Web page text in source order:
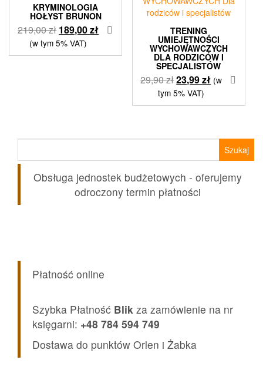
KRYMINOLOGIA
HOŁYST BRUNON
219,00zł Pierwotna
cena
wynosiła:
189,00złAktualna
wynosi:
(w tym 5% VAT)
TRENING
UMIEJĘTNOŚCI
WYCHOWAWCZYCH
DLA RODZICÓW I
SPECJALISTÓW
29,90złPierwotna
cena
wynosiła:
23,99złAktualna
wynosi:
(w
tym 5% VAT)
Obsługa jednostek budżetowych - oferujemy
odroczony termin płatności
Płatność online
Szybka Płatność Blik za zamówienie na nr
księgarni: +48 784 594 749
Dostawa do punktów Orlen i Żabka